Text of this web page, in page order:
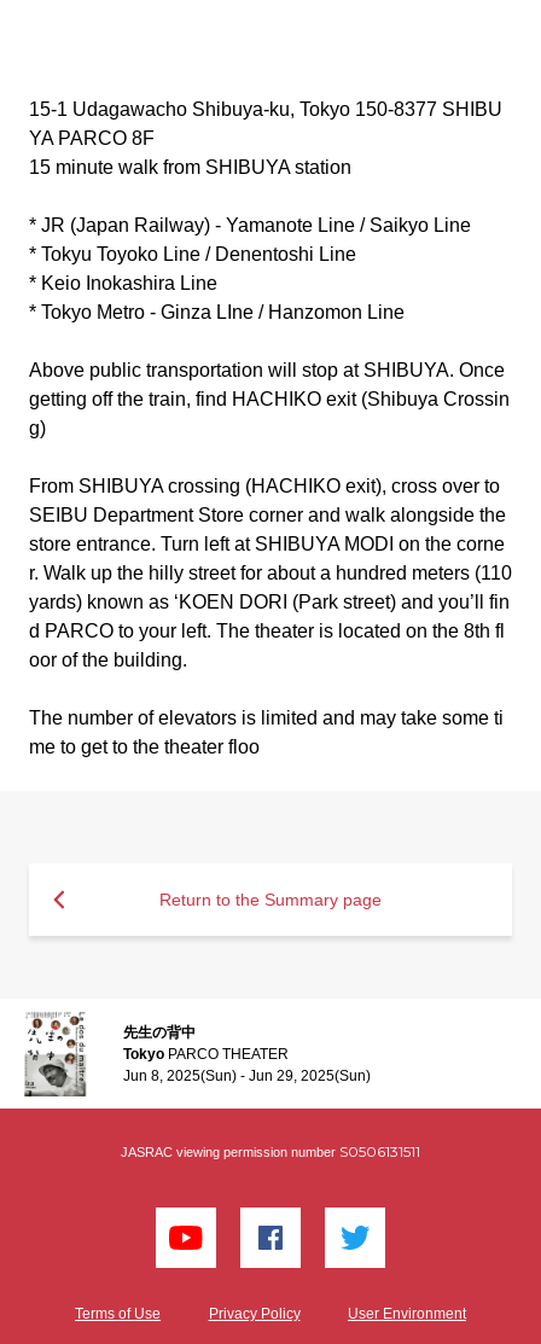
15-1 Udagawacho Shibuya-ku, Tokyo 150-8377 SHIBU
YA PARCO 8F
15 minute walk from SHIBUYA station
* JR (Japan Railway) - Yamanote Line / Saikyo Line
* Tokyu Toyoko Line / Denentoshi Line
* Keio Inokashira Line
* Tokyo Metro - Ginza LIne / Hanzomon Line
Above public transportation will stop at SHIBUYA. Once
getting off the train, find HACHIKO exit (Shibuya Crossin
g)
From SHIBUYA crossing (HACHIKO exit), cross over to
SEIBU Department Store corner and walk alongside the
store entrance. Turn left at SHIBUYA MODI on the corne
r. Walk up the hilly street for about a hundred meters (110
yards) known as ‘KOEN DORI (Park street) and you’ll fin
d PARCO to your left. The theater is located on the 8th fl
oor of the building.
The number of elevators is limited and may take some ti
me to get to the theater floo
Return to the Summary page
先生の背中
Tokyo PARCO THEATER
Jun 8, 2025(Sun) - Jun 29, 2025(Sun)
JASRAC viewing permission number S0506131511
Terms of Use Privacy Policy User Environment